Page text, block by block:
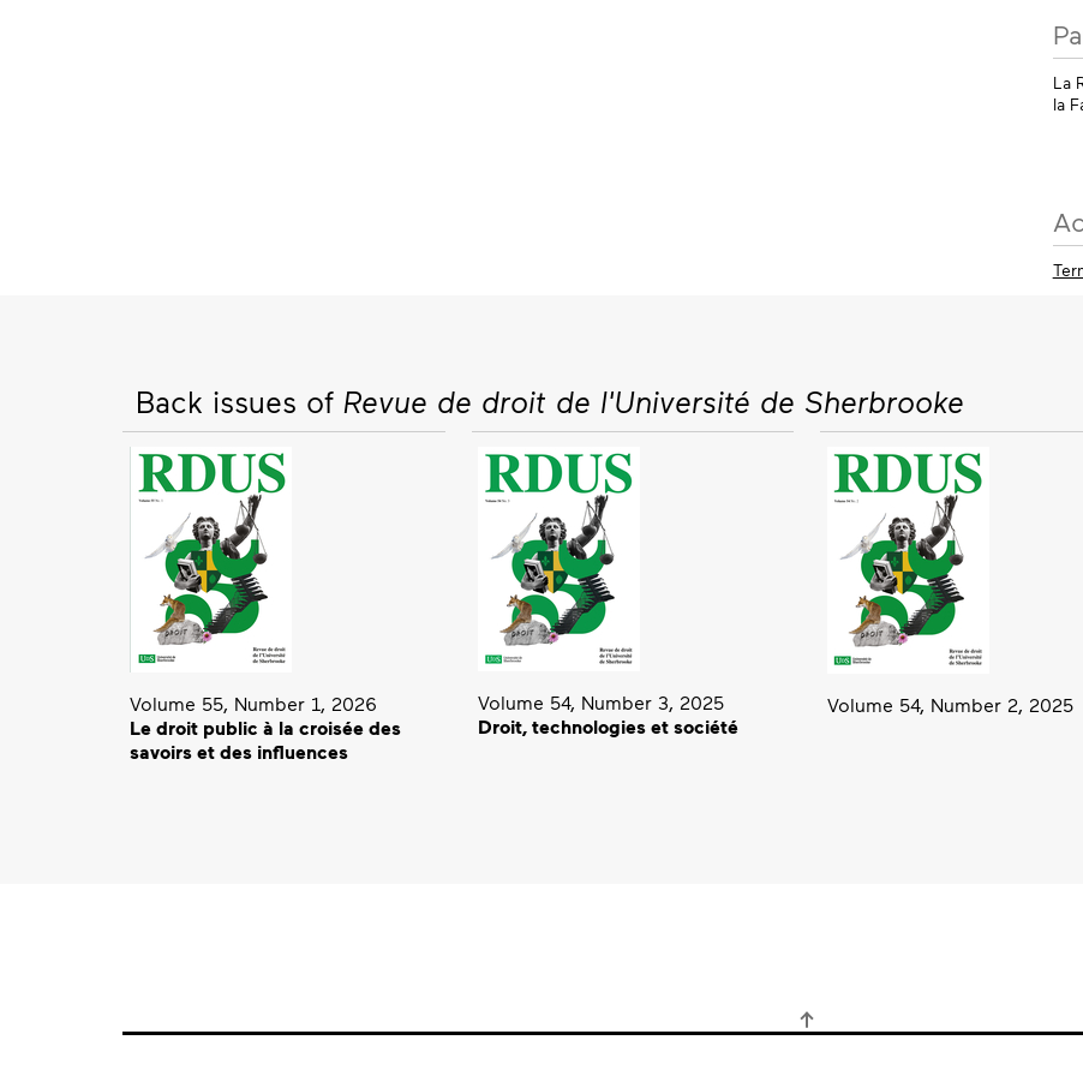
La
la
Back issues of Revue de droit de l'Université de Sherbrooke
Volume 55, Number 1, 2026
Le droit public à la croisée des
savoirs et des influences
Volume 54, Number 3, 2025
Droit, technologies et société
Volume 54, Number 2, 2025